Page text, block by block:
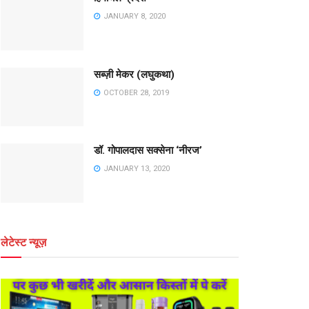
JANUARY 8, 2020
सब्ज़ी मेकर (लघुकथा)
OCTOBER 28, 2019
डॉ. गोपालदास सक्सेना ‘नीरज’
JANUARY 13, 2020
लेटेस्ट न्यूज़